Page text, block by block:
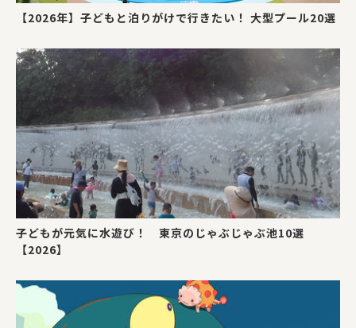
【2026年】子どもと泊りがけで行きたい！ 大型プール20選
子どもが元気に水遊び！ 東京のじゃぶじゃぶ池10選
【2026】